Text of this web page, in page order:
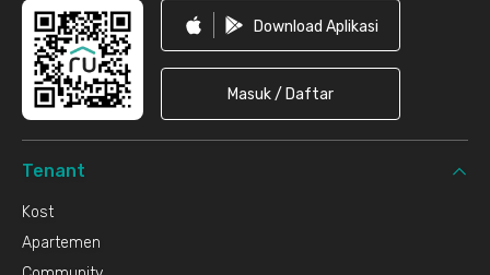
Download Aplikasi
Masuk / Daftar
Tenant
Kost
Apartemen